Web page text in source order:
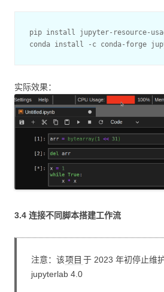
pip install jupyter-resource-
实际效果：
3.4 连接不同脚本搭建工作流
注意：该项目 于 2023 年初停止维
jupyterlab 4.0